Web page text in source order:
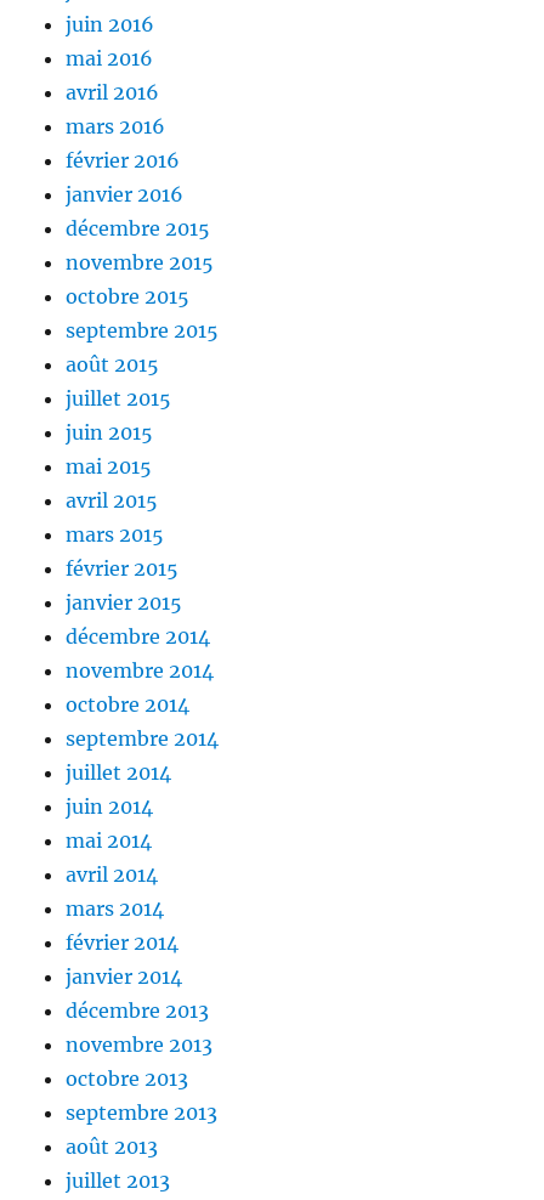
juin 2016
mai 2016
avril 2016
mars 2016
février 2016
janvier 2016
décembre 2015
novembre 2015
octobre 2015
septembre 2015
août 2015
juillet 2015
juin 2015
mai 2015
avril 2015
mars 2015
février 2015
janvier 2015
décembre 2014
novembre 2014
octobre 2014
septembre 2014
juillet 2014
juin 2014
mai 2014
avril 2014
mars 2014
février 2014
janvier 2014
décembre 2013
novembre 2013
octobre 2013
septembre 2013
août 2013
juillet 2013